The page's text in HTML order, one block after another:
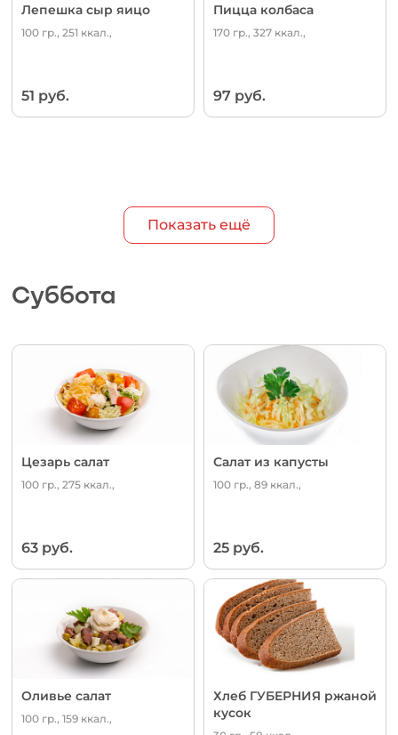
Лепешка сыр яицо
100 гр., 251 ккал.,
51 руб.
Пицца колбаса
170 гр., 327 ккал.,
97 руб.
Показать ещё
Суббота
Цезарь салат
100 гр., 275 ккал.,
63 руб.
Салат из капусты
100 гр., 89 ккал.,
25 руб.
Оливье салат
100 гр., 159 ккал.,
Хлеб ГУБЕРНИЯ ржаной
кусок